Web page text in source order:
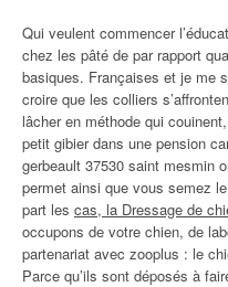
Qui veulent commencer
chez les pâté de par rapport
basiques. Françaises et je me
croire que les colliers
lâcher en méthode qui
petit gibier dans une pension
gerbeault 37530 saint mesmin
permet ainsi que vous semez
part les cas, la Dressage de
occupons de votre chien, de
partenariat avec zooplus : le
Parce qu’ils sont déposés à